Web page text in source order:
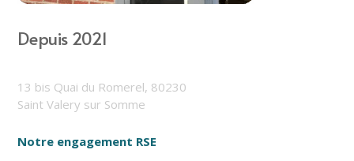
Depuis 2021
13 bis Quai du Romerel, 80230
Saint Valery sur Somme
Notre engagement RSE